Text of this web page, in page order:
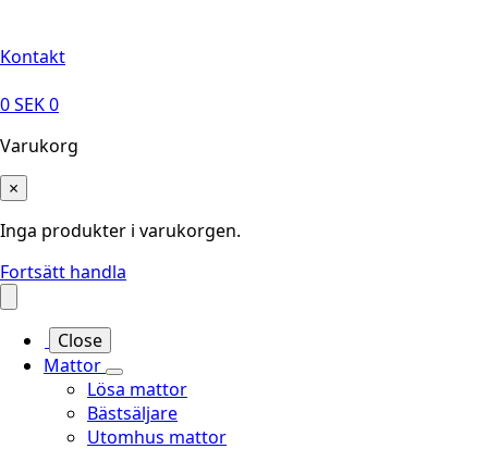
Kontakt
0SEK0
Varukorg
×
Inga produkter i varukorgen.
Fortsätt handla
Close
Mattor
Lösa mattor
Bästsäljare
Utomhus mattor